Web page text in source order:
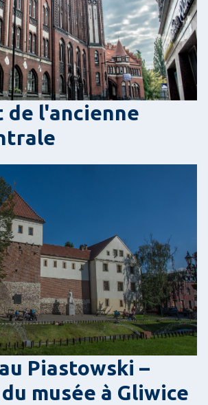
de l'ancienne
Piastowski –
musée à Gliwice